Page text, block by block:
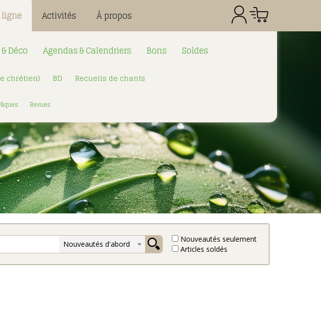
Activités À propos
Déco Agendas & Calendriers Bons Soldes
chrétien) BD Recueils de chants
Revues
Nouveautés d'abord
Nouveautés seulement
Articles soldés